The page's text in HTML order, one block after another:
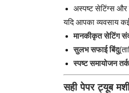
अस्पष्ट सेटिंग्स और
यदि आपका व्यवसाय
मानकीकृत सेटिंग
सुलभ सफाई बिंदु
स्पष्ट समायोजन तर्क
सही पेपर ट्यूब